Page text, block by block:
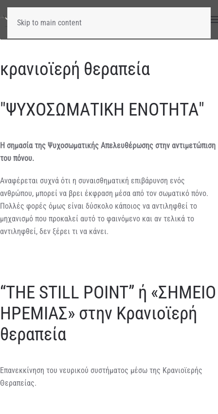
Skip to main content
κρανιοϊερή θεραπεία
"ΨΥΧΟΣΩΜΑΤΙΚΗ ΕΝΟΤΗΤΑ"
Η σημασία της Ψυχοσωματικής Απελευθέρωσης στην αντιμετώπιση
του πόνου.
Αναφέρεται συχνά ότι η συναισθηματική επιβάρυνση ενός
ανθρώπου, μπορεί να βρει έκφραση μέσα από τον σωματικό πόνο.
Πολλές φορές όμως είναι δύσκολο κάποιος να αντιληφθεί το
μηχανισμό που προκαλεί αυτό το φαινόμενο και αν τελικά το
αντιληφθεί, δεν ξέρει τι να κάνει.
“THE STILL POINT” ή «ΣΗΜΕΙΟ
ΗΡΕΜΙΑΣ» στην Κρανιοϊερή
θεραπεία
Επανεκκίνηση του νευρικού συστήματος μέσω της Κρανιοϊερής
Θεραπείας.